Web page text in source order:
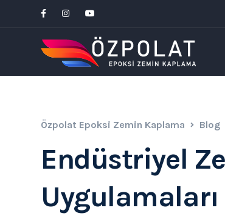
Özpolat Epoksi Zemin Kaplama Blog
Endüstriyel
Uygulamaları